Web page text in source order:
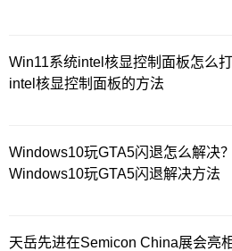
Win11系统intel核显控制面板怎么
intel核显控制面板的方法
Windows10玩GTA5闪退怎么解决？
Windows10玩GTA5闪退解决方法
天岳先进在Semicon China展会亮